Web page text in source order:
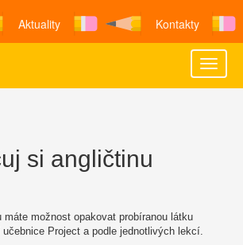
Aktuality Kontakty
Toggle
si angličtinu
máte možnost opakovat probíranou látku
Project a podle jednotlivých lekcí.